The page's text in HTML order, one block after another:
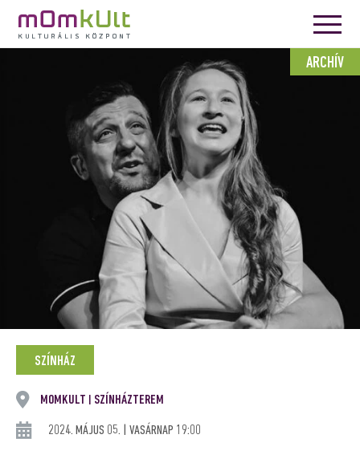
ARCHÍV
SZÍNHÁZ
MOMKULT SZÍNHÁZTEREM
2024. MÁJUS 05. | VASÁRNAP 19:00